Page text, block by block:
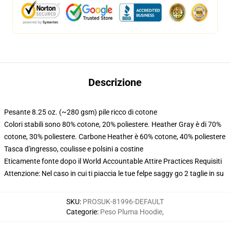
Descrizione
Pesante 8.25 oz. (~280 gsm) pile ricco di cotone
Colori stabili sono 80% cotone, 20% poliestere. Heather Gray è di 70%
cotone, 30% poliestere. Carbone Heather è 60% cotone, 40% poliestere
Tasca d'ingresso, coulisse e polsini a costine
Eticamente fonte dopo il World Accountable Attire Practices Requisiti
Attenzione: Nel caso in cui ti piaccia le tue felpe saggy go 2 taglie in su
SKU: PROSUK-81996-DEFAULT
Categorie: Peso Pluma Hoodie,